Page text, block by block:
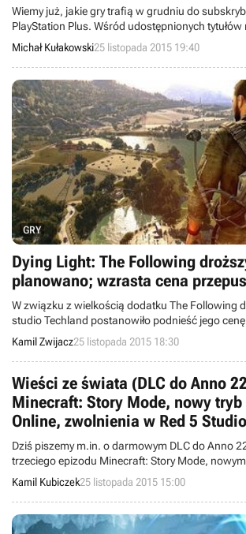
Wiemy już, jakie gry trafią w grudniu do
PlayStation Plus. Wśród udostępnionych
PlayStation 4, PlayStation 3 i PS Vita znalazły się
Gauntlet: Slayer Edition, King’s Quest: Chapter 1
Wars.
Michał Kułakowski25 listopada 2015 19:40
GRY
Dying Light: The Following
planowano; wzrasta cena
W związku z wielkością dodatku The Following
studio Techland postanowiło podnieść jego
kosztować ma 79,90 zł, a z racji, że wejdzie w
to i on wkrótce zdrożeje - do 99,90 zł. Do 8
można jednak nabyć dużo taniej.
Kamil Zwijacz25 listopada 2015 18:30
Wieści ze świata (DLC do Anno
Minecraft: Story Mode, nowy tryb
Online, zwolnienia w Red 5
25/11/2015
Dziś piszemy m.in. o darmowym DLC do Anno
trzeciego epizodu Minecraft: Story Mode, nowym
i zwolnieniach w Red 5 Studios. Witajcie w
codziennej porcji krótkich wiadomości.
Kamil Kubiczek25 listopada 2015 15:00